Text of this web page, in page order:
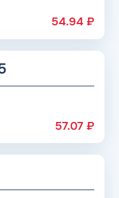
54.94 ₽
57.07 ₽